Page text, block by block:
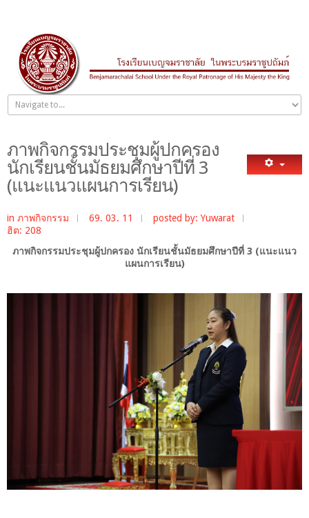
ภาพกิจกรรมประชุมผู้ปกครอง
นักเรียนชั้นมัธยมศึกษาปีที่ 3
(แนะแนวแผนการเรียน)
in ภาพกิจกรรม 69. 03. 11
posted by: Yuwarat
ฮิต: 208
ภาพกิจกรรมประชุมผู้ปกครอง นักเรียนชั้นมัธยมศึกษาปีที่ 3 (แนะแนว
แผนการเรียน)